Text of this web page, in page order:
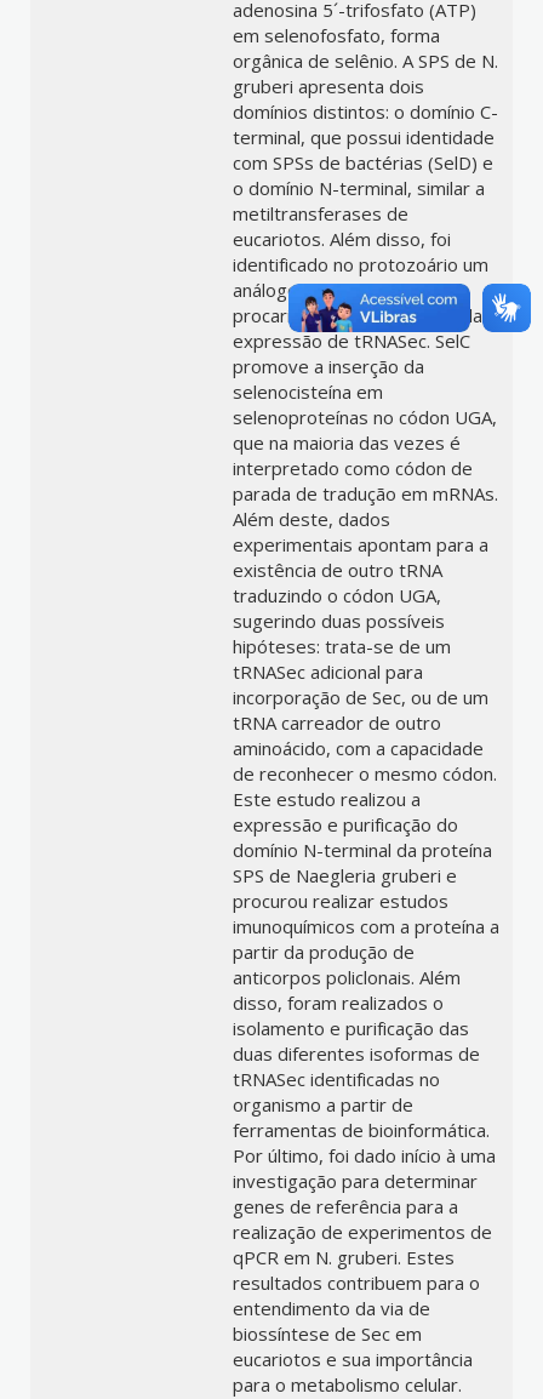
adenosina 5´-trifosfato (ATP)
em selenofosfato, forma
orgânica de selênio. A SPS de N.
gruberi apresenta dois
domínios distintos: o domínio C-
terminal, que possui identidade
com SPSs de bactérias (SelD) e
o domínio N-terminal, similar a
metiltransferases de
eucariotos. Além disso, foi
identificado no protozoário um
análogo ao gene SelC de
procariotos, responsável pela
expressão de tRNASec. SelC
promove a inserção da
selenocisteína em
selenoproteínas no códon UGA,
que na maioria das vezes é
interpretado como códon de
parada de tradução em mRNAs.
Além deste, dados
experimentais apontam para a
existência de outro tRNA
traduzindo o códon UGA,
sugerindo duas possíveis
hipóteses: trata-se de um
tRNASec adicional para
incorporação de Sec, ou de um
tRNA carreador de outro
aminoácido, com a capacidade
de reconhecer o mesmo códon.
Este estudo realizou a
expressão e purificação do
domínio N-terminal da proteína
SPS de Naegleria gruberi e
procurou realizar estudos
imunoquímicos com a proteína a
partir da produção de
anticorpos policlonais. Além
disso, foram realizados o
isolamento e purificação das
duas diferentes isoformas de
tRNASec identificadas no
organismo a partir de
ferramentas de bioinformática.
Por último, foi dado início à uma
investigação para determinar
genes de referência para a
realização de experimentos de
qPCR em N. gruberi. Estes
resultados contribuem para o
entendimento da via de
biossíntese de Sec em
eucariotos e sua importância
para o metabolismo celular.